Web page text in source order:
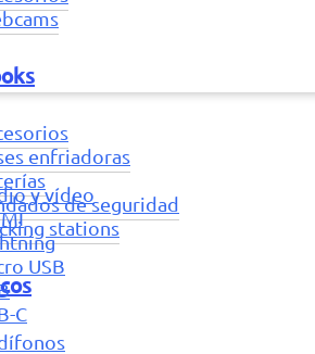
enfriadoras
de seguridad
stations
y vídeo
USB
C